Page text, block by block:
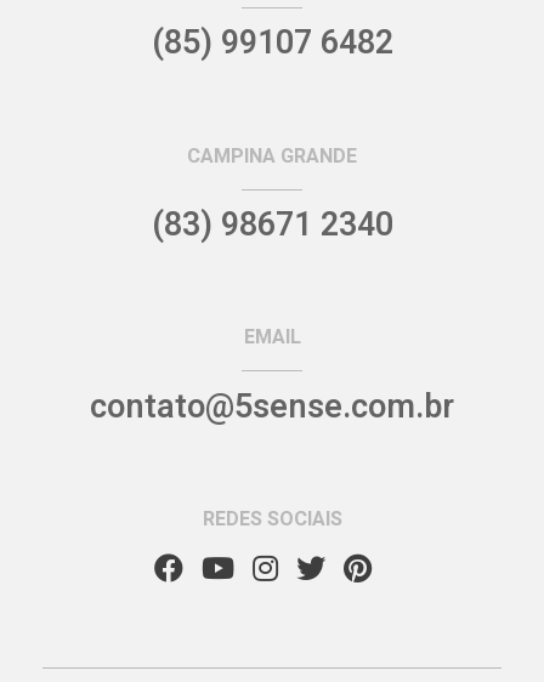
(85) 99107 6482
CAMPINA GRANDE
(83) 98671 2340
EMAIL
contato@5sense.com.br
REDES SOCIAIS